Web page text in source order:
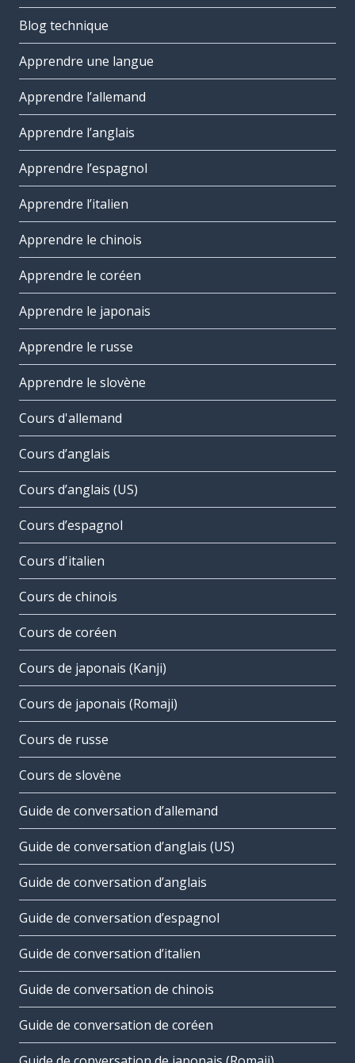
Blog technique
Apprendre une langue
Apprendre l’allemand
Apprendre l’anglais
Apprendre l’espagnol
Apprendre l’italien
Apprendre le chinois
Apprendre le coréen
Apprendre le japonais
Apprendre le russe
Apprendre le slovène
Cours d'allemand
Cours d’anglais
Cours d’anglais (US)
Cours d’espagnol
Cours d'italien
Cours de chinois
Cours de coréen
Cours de japonais (Kanji)
Cours de japonais (Romaji)
Cours de russe
Cours de slovène
Guide de conversation d’allemand
Guide de conversation d’anglais (US)
Guide de conversation d’anglais
Guide de conversation d’espagnol
Guide de conversation d’italien
Guide de conversation de chinois
Guide de conversation de coréen